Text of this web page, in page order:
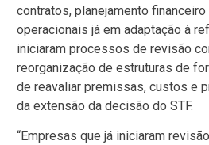
contratos, planejamento
operacionais já em adaptação à
iniciaram processos de revisão
reorganização de estruturas de
de reavaliar premissas, custos e
da extensão da decisão do STF.
“Empresas que já iniciaram